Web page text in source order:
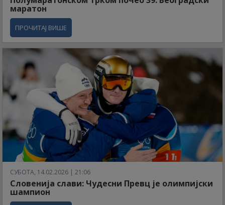
маратон
ПРОЧИТАЈ ВИШЕ
СУБОТА, 14.02.2026 | 21:06
Словенија слави: Чудесни Превц је олимпијски
шампион